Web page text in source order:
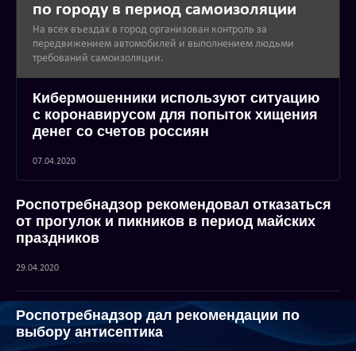
по городу в период самоизоляции
На всех въездах в город организован контроль за
передвижением автомобилей и выполнением людьми
требований самоизоляции.
Кибермошенники используют ситуацию
с коронавирусом для попыток хищения
денег со счетов россиян
07.04.2020
Роспотребнадзор рекомендовал отказаться
от прогулок и пикников в период майских
праздников
29.04.2020
Роспотребнадзор дал рекомендации по
выбору антисептика